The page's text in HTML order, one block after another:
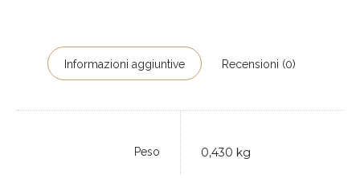
Informazioni aggiuntive Recensioni (0)
Peso 0,430 kg